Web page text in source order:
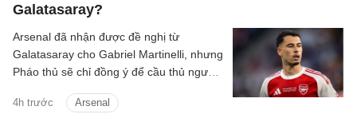
Galatasaray?
4h trước Arsenal
Arsenal đã nhận được đề nghị từ
Galatasaray cho Gabriel Martinelli, nhưng
Pháo thủ sẽ chỉ đồng ý để cầu thủ người
mới.